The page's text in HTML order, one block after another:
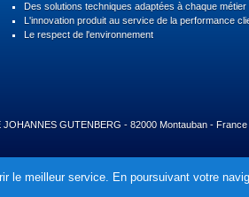
Des solutions techniques adaptées à chaque métier
L'innovation produit au service de la performance
Le respect de l'environnement
JOHANNES GUTENBERG - 82000 Montauban - France
le meilleur service. En poursuivant votre